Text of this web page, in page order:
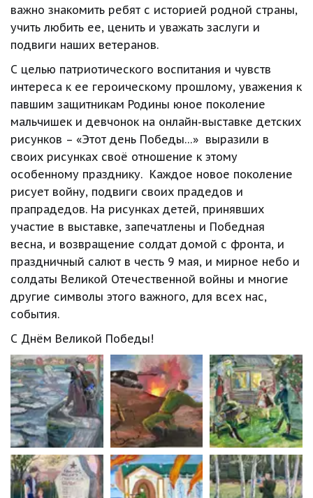
важно знакомить ребят с историей родной страны,
учить любить ее, ценить и уважать заслуги и
подвиги наших ветеранов.
С целью патриотического воспитания и чувств
интереса к ее героическому прошлому, уважения к
павшим защитникам Родины юное поколение
мальчишек и девчонок на онлайн-выставке детских
рисунков – «Этот день Победы…»  выразили в
своих рисунках своё отношение к этому
особенному празднику.  Каждое новое поколение
рисует войну, подвиги своих прадедов и
прапрадедов. На рисунках детей, принявших
участие в выставке, запечатлены и Победная
весна, и возвращение солдат домой с фронта, и
праздничный салют в честь 9 мая, и мирное небо и
солдаты Великой Отечественной войны и многие
другие символы этого важного, для всех нас,
события.
С Днём Великой Победы!